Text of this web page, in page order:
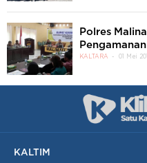
Polres
KALTARA 01 Mei
KALTIM